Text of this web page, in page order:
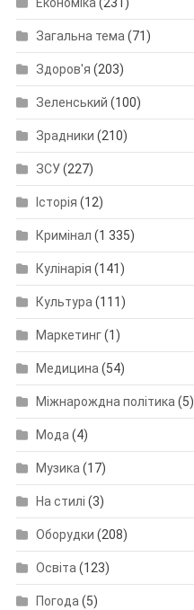
Економіка(231)
Загальна тема(71)
Здоров'я (203)
Зеленський (100)
Зрадники (210)
ЗСУ(227)
Історія (12)
Кримінал (1 335)
Кулінарія (141)
Культура(111)
Маркетинг(1)
Медицина(54)
Міжнарождна політика(5)
Мода(4)
Музика(17)
На стилі (3)
Оборудки (208)
Освіта(123)
Погода(5)